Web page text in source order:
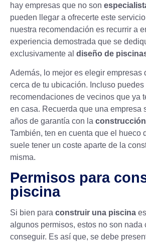
hay empresas que no son
pueden llegar a ofrecerte este
nuestra recomendación es recurrir a
experiencia demostrada que se
exclusivamente al diseño de
Además, lo mejor es elegir empresas
cerca de tu ubicación. Incluso
recomendaciones de vecinos que ya
en casa. Recuerda que una empresa
años de garantía con la
También, ten en cuenta que el hueco
suele tener un coste aparte de la
misma.
Permisos para
piscina
Si bien para construir una piscina
algunos permisos, estos no son nada
conseguir. Es así que, se debe